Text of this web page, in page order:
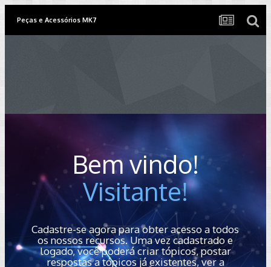
Peças e Acessórios MK7
Bem vindo!
Visitante!
Cadastre-se agora para obter acesso a todos
os nossos recursos. Uma vez cadastrado e
logado, você poderá criar tópicos, postar
respostas a tópicos já existentes, ver a